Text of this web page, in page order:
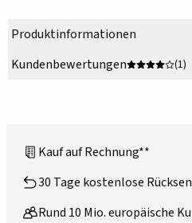
Produktinformationen
Kundenbewertungen
(1)
Kauf auf Rechnung**
30 Tage kostenlose
Rund 10 Mio. europäische